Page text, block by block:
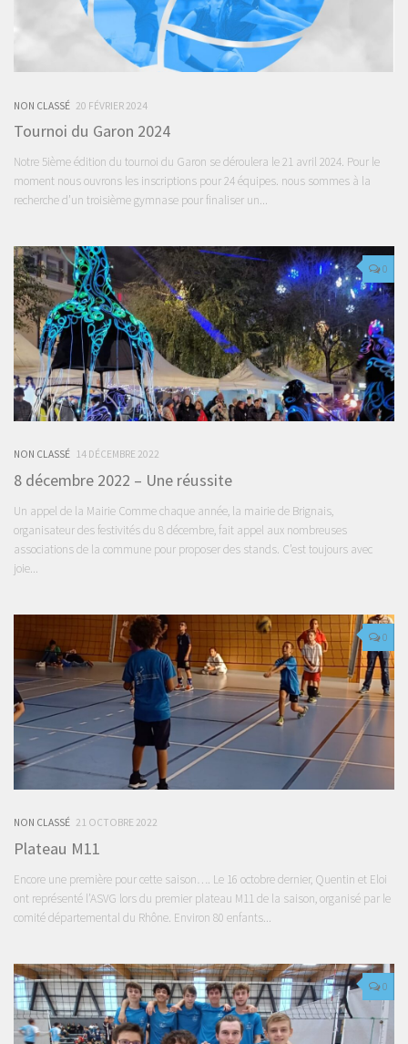
NON CLASSÉ 20 FÉVRIER 2024
Tournoi du Garon 2024
Notre 5ième édition du tournoi du Garon se déroulera le 21 avril 2024. Pour le
moment nous ouvrons les inscriptions pour 24 équipes. nous sommes à la
recherche d’un troisième gymnase pour finaliser un...
0
NON CLASSÉ 14 DÉCEMBRE 2022
8 décembre 2022 – Une réussite
Un appel de la Mairie Comme chaque année, la mairie de Brignais,
organisateur des festivités du 8 décembre, fait appel aux nombreuses
associations de la commune pour proposer des stands. C’est toujours avec
joie...
0
NON CLASSÉ 21 OCTOBRE 2022
Plateau M11
Encore une première pour cette saison…. Le 16 octobre dernier, Quentin et Eloi
ont représenté l’ASVG lors du premier plateau M11 de la saison, organisé par le
comité départemental du Rhône. Environ 80 enfants...
0